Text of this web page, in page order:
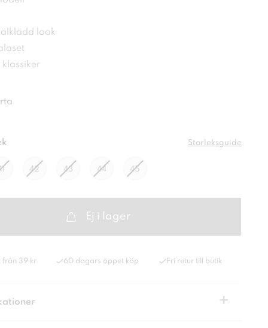
look
Storleksguide
42 43 44 45
Ej i lager
från 39 kr 60 dagars öppet köp Fri retur till butik
+